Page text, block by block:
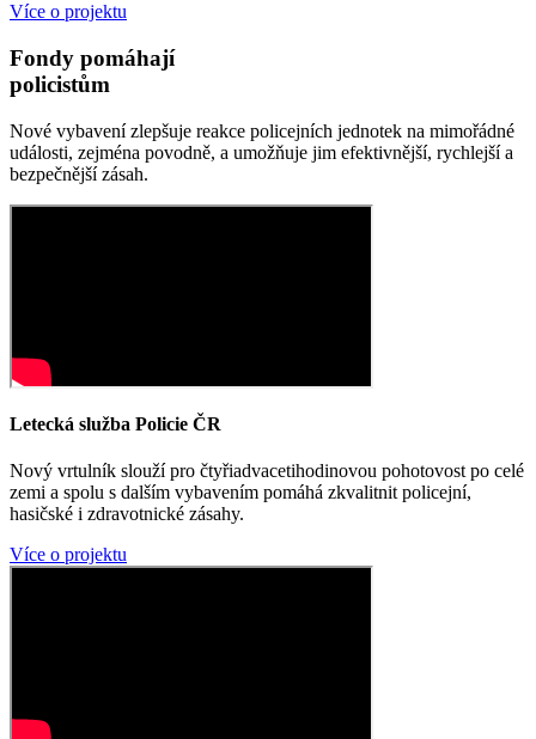
Více o projektu
Fondy pomáhají
policistům
Nové vybavení zlepšuje reakce policejních jednotek na mimořádné
události, zejména povodně, a umožňuje jim efektivnější, rychlejší a
bezpečnější zásah.
Letecká služba Policie ČR
Nový vrtulník slouží pro čtyřiadvacetihodinovou pohotovost po celé
zemi a spolu s dalším vybavením pomáhá zkvalitnit policejní,
hasičské i zdravotnické zásahy.
Více o projektu